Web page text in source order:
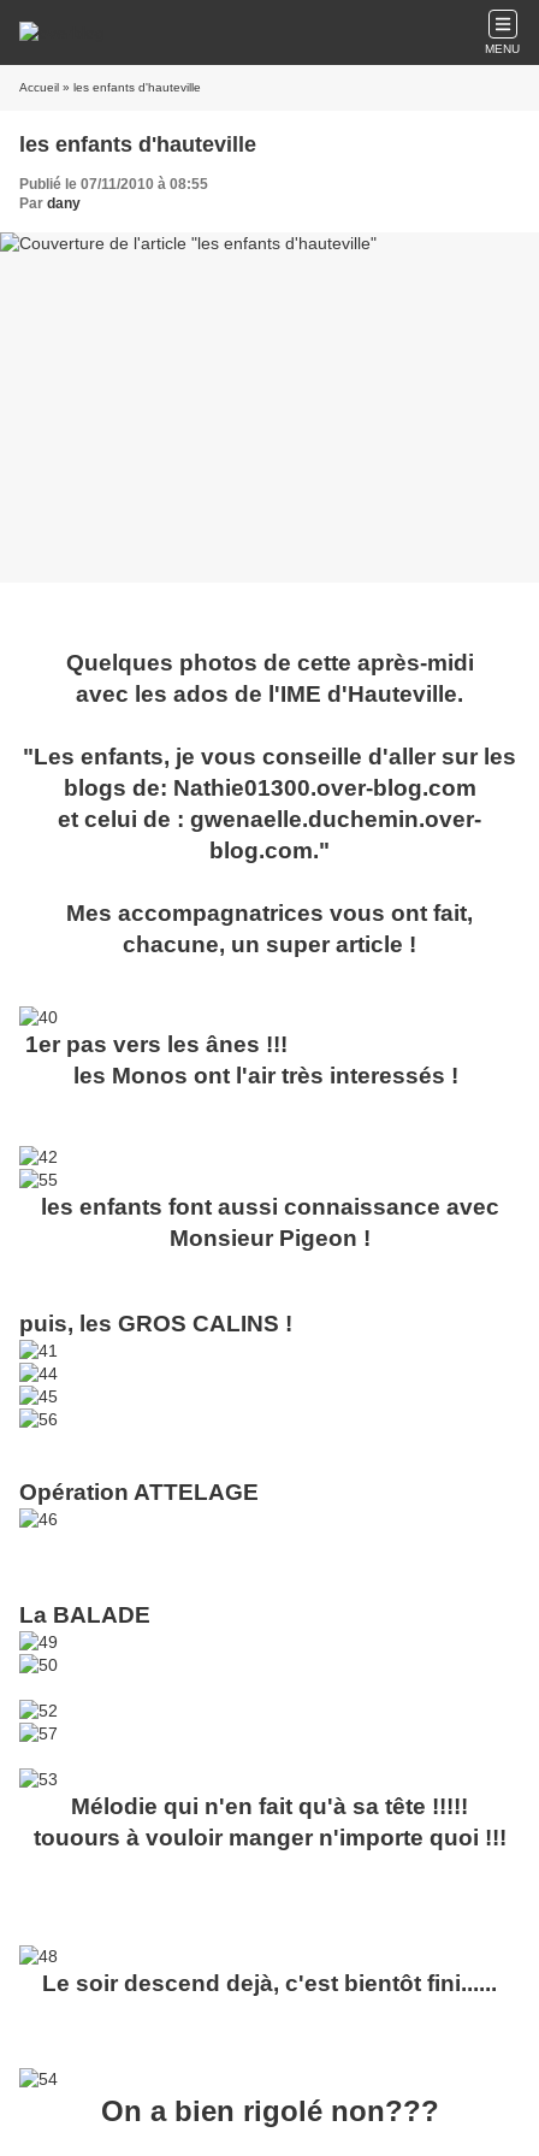
MENU
Accueil » les enfants d'hauteville
les enfants d'hauteville
Publié le 07/11/2010 à 08:55
Par dany
Quelques photos de cette après-midi
avec les ados de l'IME d'Hauteville.
"Les enfants, je vous conseille d'aller sur les
blogs de: Nathie01300.over-blog.com
et celui de : gwenaelle.duchemin.over-
blog.com."
Mes accompagnatrices vous ont fait,
chacune, un super article !
1er pas vers les ânes !!!
les Monos ont l'air très interessés !
les enfants font aussi connaissance avec
Monsieur Pigeon !
puis, les GROS CALINS !
Opération ATTELAGE
La BALADE
Mélodie qui n'en fait qu'à sa tête !!!!!
touours à vouloir manger n'importe quoi !!!
Le soir descend dejà, c'est bientôt fini......
On a bien rigolé non???